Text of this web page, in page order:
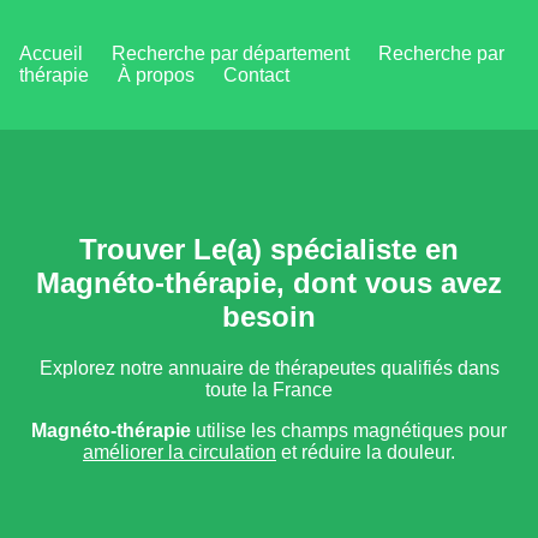
Accueil Recherche par département
Recherche par
thérapie
À propos Contact
Trouver Le(a) spécialiste en
Magnéto-thérapie, dont vous avez
besoin
Explorez notre annuaire de thérapeutes qualifiés dans
toute la France
Magnéto-thérapie utilise les champs magnétiques pour
améliorer la circulation et réduire la douleur.